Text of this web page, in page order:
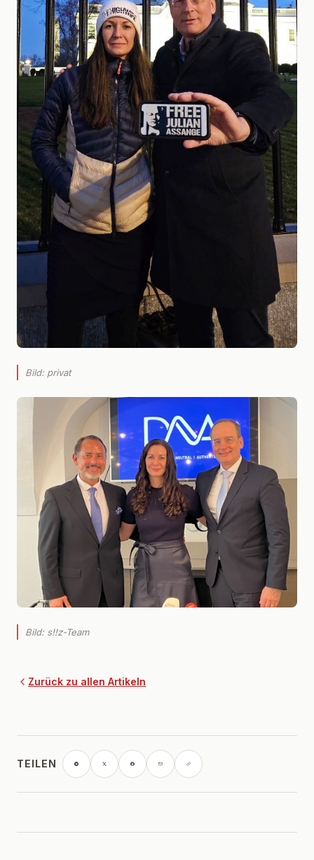
Bild: privat
Bild: s!!z-Team
Zurück zu allen Artikeln
TEILEN